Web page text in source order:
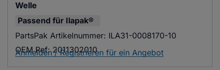
Welle
Passend für Ilapak®
PartsPak Artikelnummer: ILA31-0008170-10
OEM Ref: 2011302010
Anmelden / Registrieren für ein Angebot